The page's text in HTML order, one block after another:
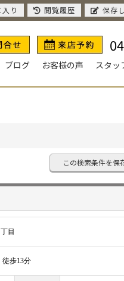
ブログ お客様の声 スタッ
この検索条件を保
目
歩13分
り 閲覧履歴 保存